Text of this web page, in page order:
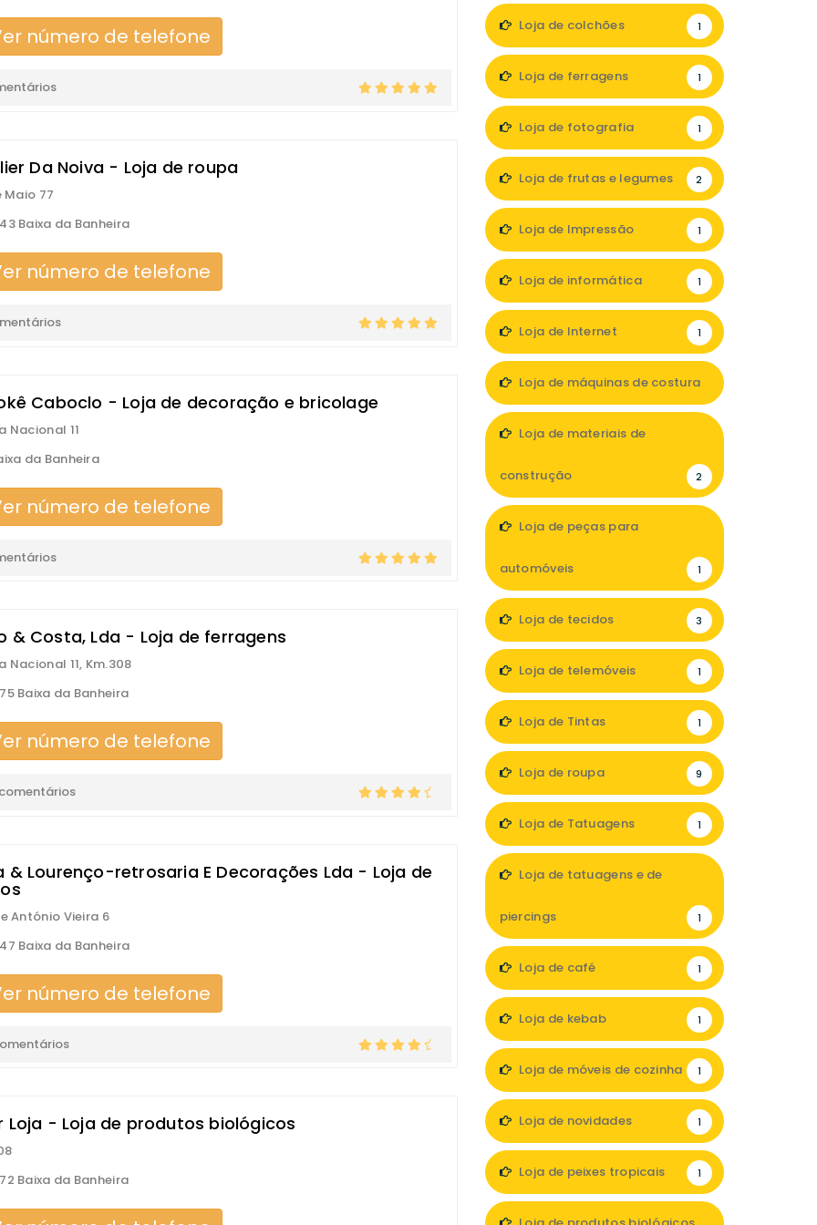
número de telefone
Da Noiva - Loja de roupa
Maio 77
Baixa da Banheira
número de telefone
Caboclo - Loja de decoração e bricolage
Nacional 11
da Banheira
número de telefone
& Costa, Lda - Loja de ferragens
Nacional 11, Km.308
Baixa da Banheira
número de telefone
& Lourenço-retrosaria E Decorações Lda - Loja de
António Vieira 6
Baixa da Banheira
número de telefone
Loja - Loja de produtos biológicos
Baixa da Banheira
Loja de colchões 1
Loja de ferragens 1
Loja de fotografia 1
Loja de frutas e legumes 2
Loja de Impressão 1
Loja de informática 1
Loja de Internet 1
Loja de máquinas de costura
Loja de materiais de
construção 2
Loja de peças para
automóveis 1
Loja de tecidos 3
Loja de telemóveis 1
Loja de Tintas 1
Loja de roupa 9
Loja de Tatuagens 1
Loja de tatuagens e de
piercings 1
Loja de café 1
Loja de kebab 1
Loja de móveis de cozinha 1
Loja de novidades 1
Loja de peixes tropicais 1